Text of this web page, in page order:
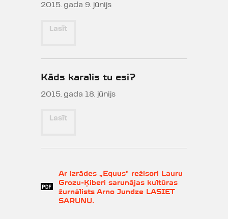
2015. gada 9. jūnijs
Lasīt
Kāds karalis tu esi?
2015. gada 18. jūnijs
Lasīt
Ar izrādes „Equus" režisori Lauru
Grozu-Ķiberi sarunājas kultūras
žurnālists Arno Jundze LASIET
SARUNU.